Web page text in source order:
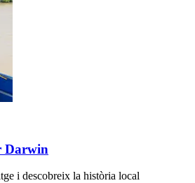
Darwin
i descobreix la història local